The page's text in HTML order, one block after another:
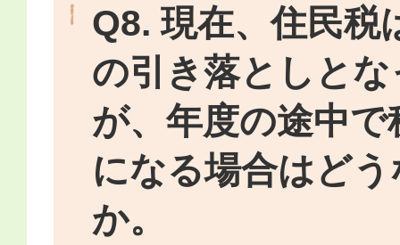
Q8. 現在、住民税
の引き落としと
が、年度の途中で
になる場合はど
か。